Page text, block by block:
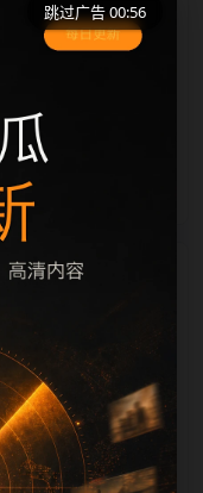
发布完全相同的标
化、坏图默认图兜
量新增的方式持
荐和清晰的层级路
篇作为本栏目的初
稳定内链结构，
果后续发现页面
跳过广告 00:56